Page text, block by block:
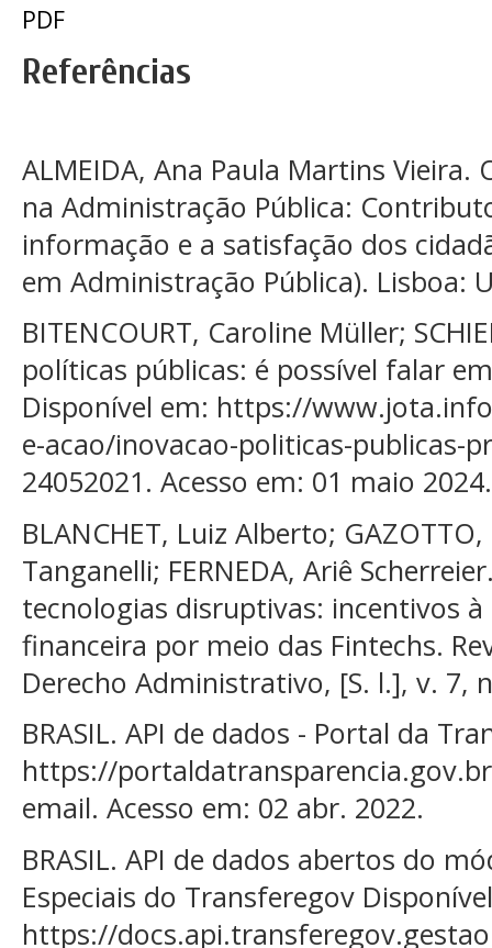
PDF
Referências
ALMEIDA, Ana Paula Martins
na Administração Pública:
informação e a satisfação dos
em Administração Pública). Lisboa:
BITENCOURT, Caroline Müller;
políticas públicas: é possível falar
Disponível em: https://
e-acao/inovacao-politicas-publicas-
24052021. Acesso em: 01 maio 2024.
BLANCHET, Luiz Alberto;
Tanganelli; FERNEDA, Ariê
tecnologias disruptivas: incentivos
financeira por meio das Fintechs.
Derecho Administrativo, [S. l.], v. 7,
BRASIL. API de dados - Portal da
https://
email. Acesso em: 02 abr. 2022.
BRASIL. API de dados abertos do
Especiais do Transferegov
https://